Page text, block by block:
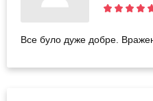
Все було дуже добре.